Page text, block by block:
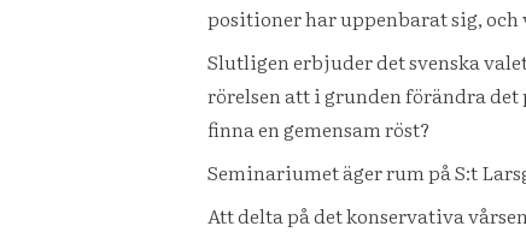
positioner har uppenbarat sig,
Slutligen erbjuder det svenska
rörelsen att i grunden förändra
finna en gemensam röst?
Seminariumet äger rum på S:t
Att delta på det konservativa